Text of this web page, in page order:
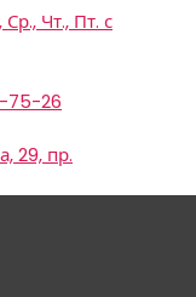
Чт., Пт. с
75-26
29, пр.